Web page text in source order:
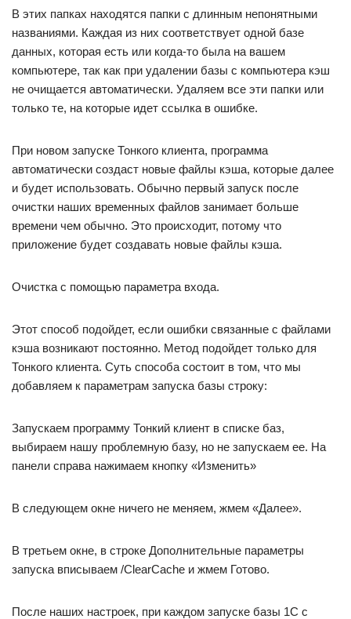
В этих папках находятся папки с длинным непонятными
названиями. Каждая из них соответствует одной базе
данных, которая есть или когда-то была ​​на вашем
компьютере, так как при удалении базы с компьютера кэш
не очищается автоматически. Удаляем все эти папки или
только те, на которые идет ссылка в ошибке.
При новом запуске Тонкого клиента, программа
автоматически создаст новые файлы кэша, которые далее
и будет использовать. Обычно первый запуск после
очистки наших временных файлов занимает больше
времени чем обычно. Это происходит, потому что
приложение будет создавать новые файлы кэша.
Очистка с помощью параметра входа.
Этот способ подойдет, если ошибки связанные с файлами
кэша возникают постоянно. Метод подойдет только для
Тонкого клиента. Суть способа состоит в том, что мы
добавляем к параметрам запуска базы строку:
Запускаем программу Тонкий клиент в списке баз,
выбираем нашу проблемную базу, но не запускаем ее. На
панели справа нажимаем кнопку «Изменить»
В следующем окне ничего не меняем, жмем «Далее».
В третьем окне, в строке Дополнительные параметры
запуска вписываем /ClearCache и жмем Готово.
После наших настроек, при каждом запуске базы 1С с